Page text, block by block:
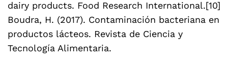
dairy products. Food Research International.[10]
Boudra, H. (2017). Contaminación bacteriana en
productos lácteos. Revista de Ciencia y
Tecnología Alimentaria.